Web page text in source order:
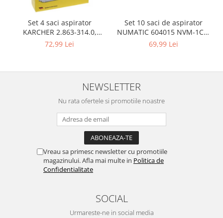
Igiena si ingrijire
Maternitate
Acvaristica
Castroane si adapatori animale
Igiena animale de companie
Mobila si transport animale de
PC, Periferice & Software
Componente PC
Desktop PC & Monitoare
Set 4 saci aspirator
KARCHER 2.863-314.0,
compatibil cu WD, KWD, SE
72,99 Lei
Set 10 saci de aspirator
NUMATIC 604015 NVM-1CH,
9L
69,99 Lei
NEWSLETTER
Nu rata ofertele si promotiile noastre
Vreau sa primesc newsletter cu promotiile
magazinului. Afla mai multe in Politica de
Confidentialitate
SOCIAL
Urmareste-ne in social media